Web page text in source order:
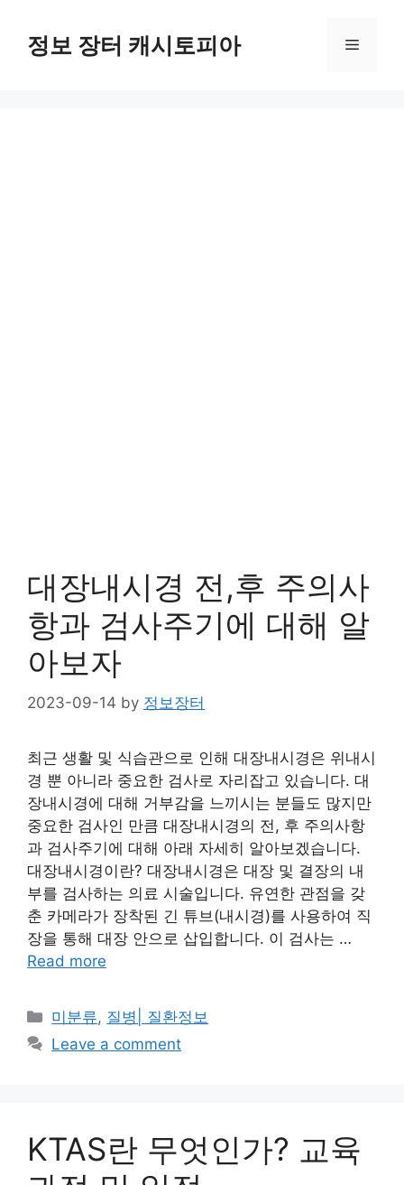
content정보 장터 캐시토피아 Menu
대장내시경 전,후 주의사
항과 검사주기에 대해 알
아보자
2023-09-14 by 정보장터
최근 생활 및 식습관으로 인해 대장내시경은 위내시
경 뿐 아니라 중요한 검사로 자리잡고 있습니다. 대
장내시경에 대해 거부감을 느끼시는 분들도 많지만
중요한 검사인 만큼 대장내시경의 전, 후 주의사항
과 검사주기에 대해 아래 자세히 알아보겠습니다.
대장내시경이란? 대장내시경은 대장 및 결장의 내
부를 검사하는 의료 시술입니다. 유연한 관점을 갖
춘 카메라가 장착된 긴 튜브(내시경)를 사용하여 직
장을 통해 대장 안으로 삽입합니다. 이 검사는 …
Read more
Categories
미분류, 질병| 질환정보
Leave a comment
KTAS란 무엇인가? 교육